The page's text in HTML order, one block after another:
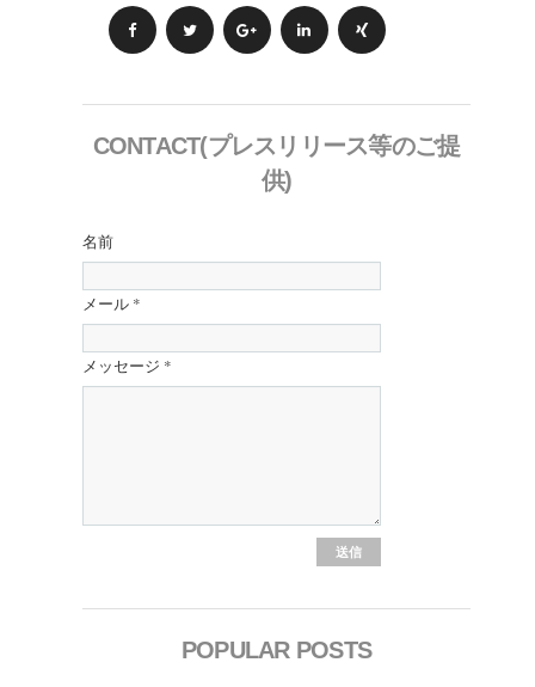
CONTACT(プレスリリース等のご提
供)
名前
メール *
メッセージ *
POPULAR POSTS